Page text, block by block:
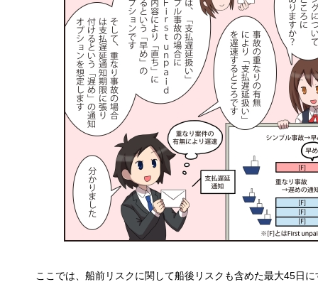
ここでは、船前リスクに関して船後リスクも含めた最大45日